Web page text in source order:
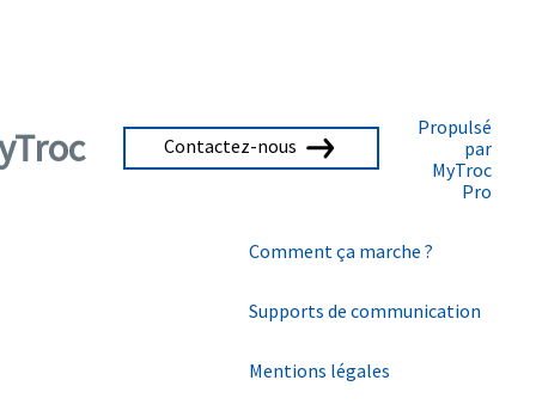
Contactez-nous
Propulsé
par
MyTroc
Pro
Comment ça marche ?
Supports de communication
Mentions légales